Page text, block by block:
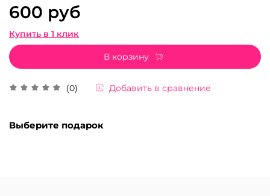
(0) Добавить в сравнение
600 руб
Купить в 1 клик
В корзину
Выберите подарок